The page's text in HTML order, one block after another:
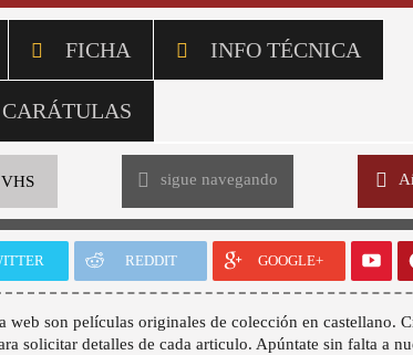
FICHA INFO TÉCNICA
CARÁTULAS
VHS sigue navegando
REDDIT GOOGLE+
web son películas originales de colección en castellano.
solicitar detalles de cada articulo. Apúntate sin falta a